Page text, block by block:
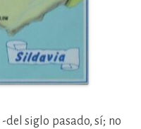
del siglo pasado, sí; no